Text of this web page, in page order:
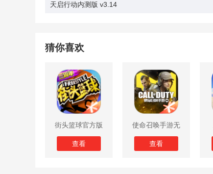
天启行动内测版 v3.14
猜你喜欢
街头篮球官方版
查看
使命召唤手游无
限子弹版
查看